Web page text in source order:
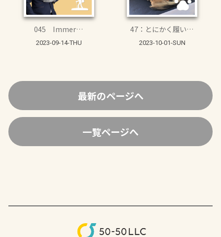
045 Immer…
2023-09-14-THU
47：とにかく履い…
2023-10-01-SUN
最新のページへ
一覧ページへ